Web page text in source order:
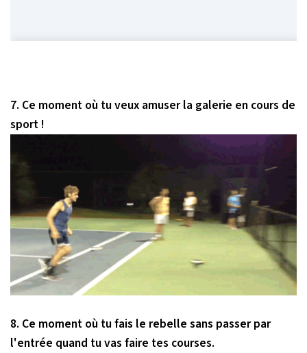
7. Ce moment où tu veux amuser la galerie en cours de
sport !
8. Ce moment où tu fais le rebelle sans passer par
l'entrée quand tu vas faire tes courses.